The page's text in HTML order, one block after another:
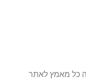
כל מאמץ לאתר